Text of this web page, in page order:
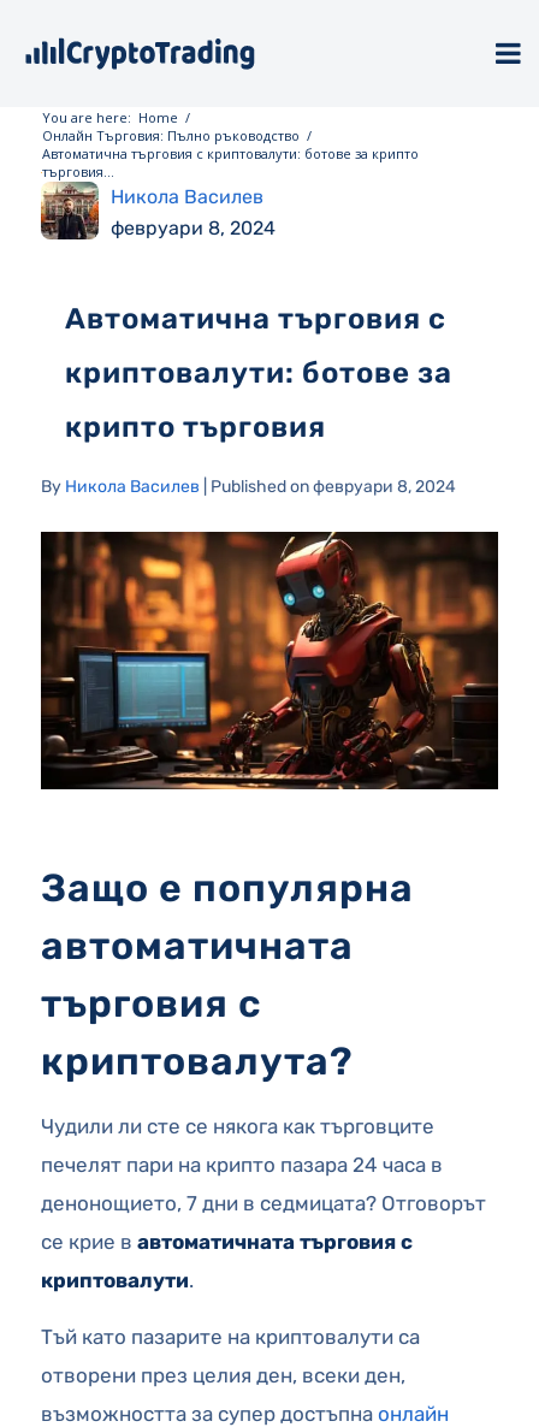
You are here: Home /
Онлайн Търговия: Пълно ръководство /
Автоматична търговия с криптовалути: ботове за крипто
търговия...
Никола Василев
февруари 8, 2024
Автоматична търговия с
криптовалути: ботове за
крипто търговия
By Никола Василев | Published on февруари 8, 2024
Защо е популярна
автоматичната
търговия с
криптовалута?
Чудили ли сте се някога как търговците
печелят пари на крипто пазара 24 часа в
денонощието, 7 дни в седмицата? Отговорът
се крие в автоматичната търговия с
криптовалути.
Тъй като пазарите на криптовалути са
отворени през целия ден, всеки ден,
възможността за супер достъпна онлайн